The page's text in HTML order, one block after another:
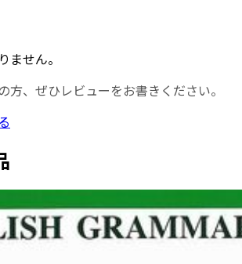
ません。
方、ぜひレビューをお書きください。